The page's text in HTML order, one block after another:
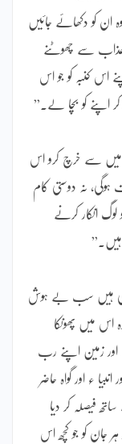
ان کو دکھائے جائیں
سے چھوٹنے
اس کنبہ کو جو اس
اپنے کو بچا لے۔”
میں سے خرچ کرو اس
نہ دوستی کام
انکار کرنے
ہیں۔”
بھی ہیں سب بے ہوش
اس میں پھونکا
زمین اپنے رب
ء اور گواہ حاضر
فیصلہ کر دیا
جان کو جو کچھ اس